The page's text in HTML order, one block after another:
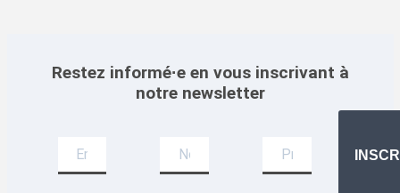
Restez informé·e en vous inscrivant à
notre newsletter